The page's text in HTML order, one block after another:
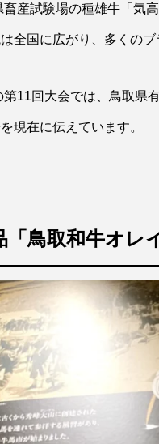
畜産試験場の種雄牛「気
全国に広がり、多くの
11回大会では、鳥取県
現在に伝えています。
「鳥取和牛オレ